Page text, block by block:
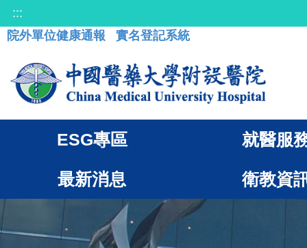
:::
院外單位健康通報
實名登記系統
ESG專區 就醫服
最新消息 衛教資